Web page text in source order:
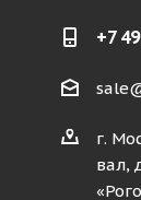
+7
г.
вал,